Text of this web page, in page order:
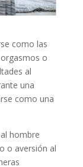
como las
o
al
una
como una
hombre
o aversión al